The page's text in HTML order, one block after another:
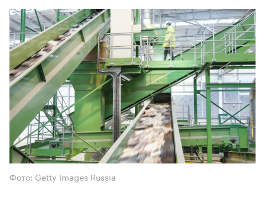
Фото: Getty Images Russia